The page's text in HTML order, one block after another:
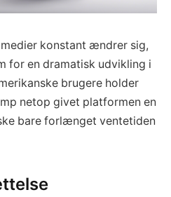
konstant ændrer sig,
for en dramatisk udvikling i
brugere holder
netop givet platformen en
bare forlænget ventetiden